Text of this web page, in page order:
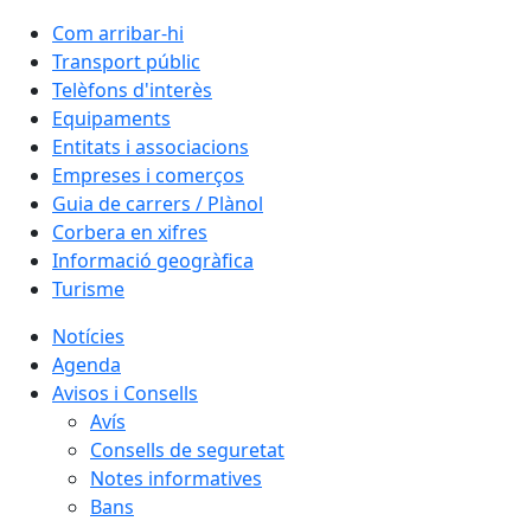
Com arribar-hi
Transport públic
Telèfons d'interès
Equipaments
Entitats i associacions
Empreses i comerços
Guia de carrers / Plànol
Corbera en xifres
Informació geogràfica
Turisme
Notícies
Agenda
Avisos i Consells
Avís
Consells de seguretat
Notes informatives
Bans